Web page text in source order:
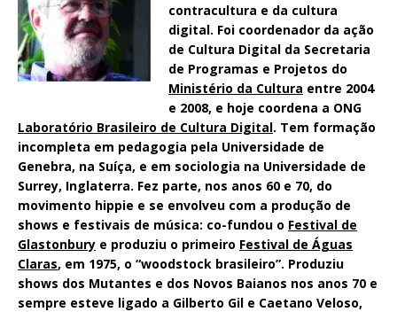
contracultura e da cultura
digital. Foi coordenador da ação
de Cultura Digital da Secretaria
de Programas e Projetos do
Ministério da Cultura entre 2004
e 2008, e hoje coordena a ONG
Laboratório Brasileiro de Cultura Digital. Tem formação
incompleta em pedagogia pela Universidade de
Genebra, na Suíça, e em sociologia na Universidade de
Surrey, Inglaterra. Fez parte, nos anos 60 e 70, do
movimento hippie e se envolveu com a produção de
shows e festivais de música: co-fundou o Festival de
Glastonbury e produziu o primeiro Festival de Águas
Claras, em 1975, o “woodstock brasileiro”. Produziu
shows dos Mutantes e dos Novos Baianos nos anos 70 e
sempre esteve ligado a Gilberto Gil e Caetano Veloso,